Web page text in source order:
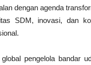
dengan agenda
SDM, inovasi, dan
pengelola bandar